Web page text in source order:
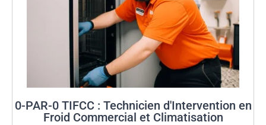
0-PAR-0 TIFCC : Technicien d'Intervention en
Froid Commercial et Climatisation